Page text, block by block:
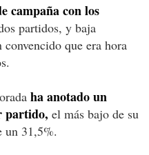
campaña con los
partidos, y baja
que era hora
ha anotado un
partido, el más bajo de su
un 31,5%.